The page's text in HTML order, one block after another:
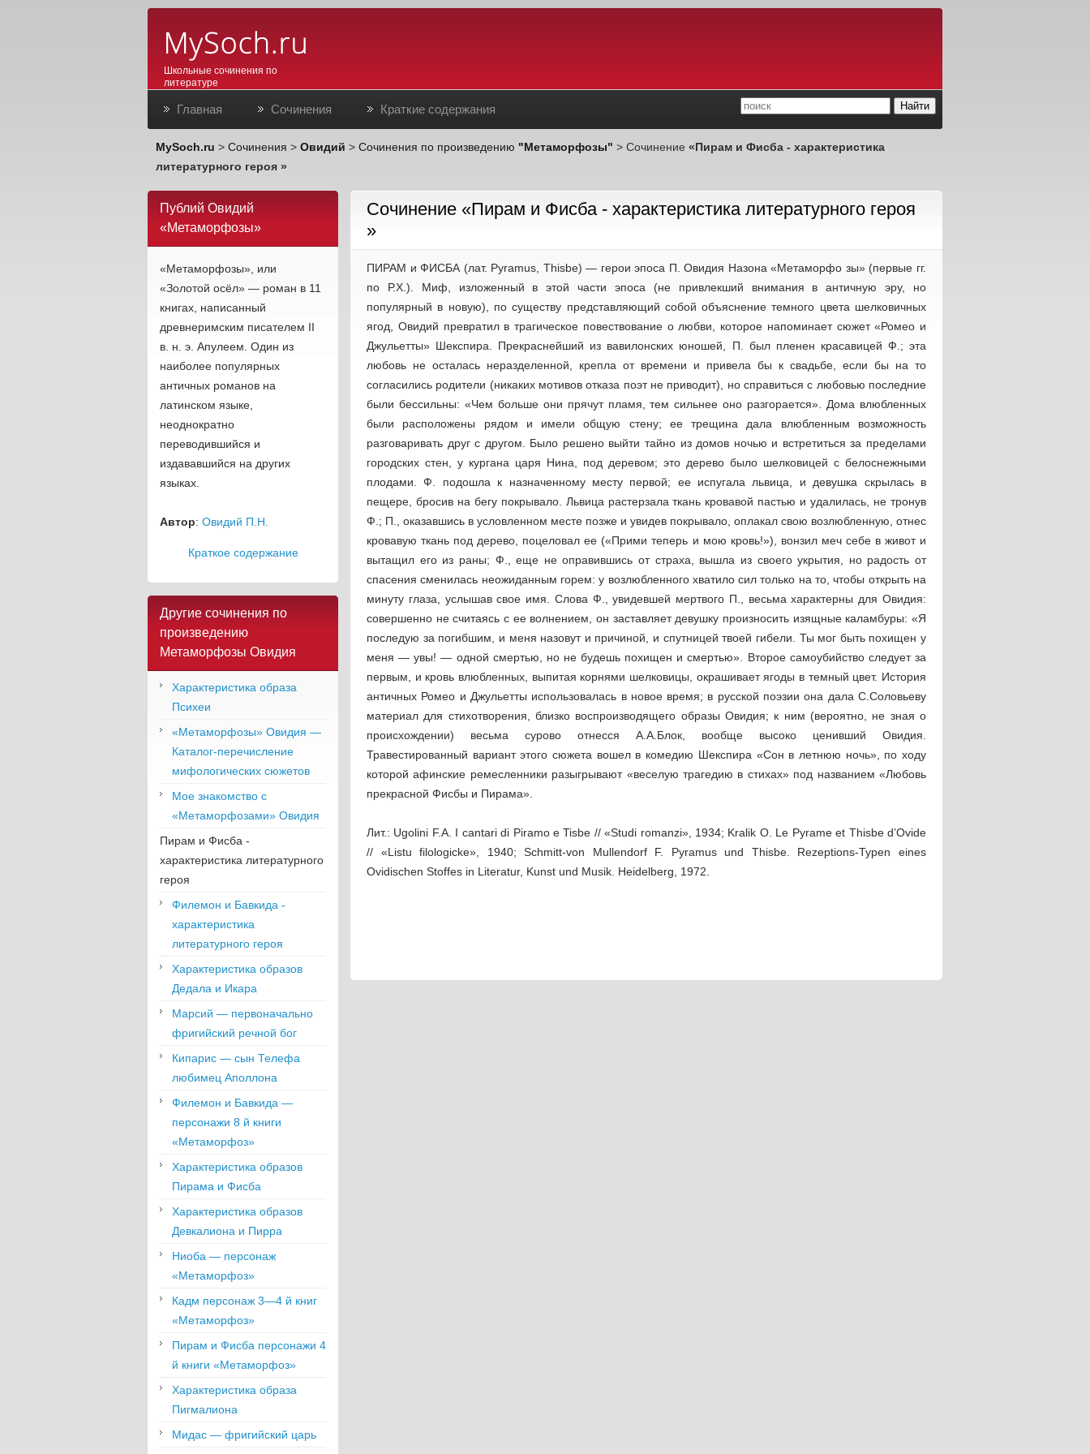
Школьные сочинения по
литературе
Главная Сочинения Краткие содержания
MySoch.ru > Сочинения > Овидий > Сочинения по произведению "Метаморфозы" > Сочинение «Пирам и Фисба - характеристика
литературного героя »
Публий Овидий
«Метаморфозы»
«Метаморфозы», или
«Золотой осёл» — роман в 11
книгах, написанный
древнеримским писателем II
в. н. э. Апулеем. Один из
наиболее популярных
античных романов на
латинском языке,
неоднократно
переводившийся и
издававшийся на других
языках.
Автор: Овидий П.Н.
Краткое содержание
Другие сочинения по
произведению
Метаморфозы Овидия
Характеристика образа
Психеи
«Метаморфозы» Овидия —
Каталог-перечисление
мифологических сюжетов
Мое знакомство с
«Метаморфозами» Овидия
Пирам и Фисба -
характеристика литературного
героя
Филемон и Бавкида -
характеристика
литературного героя
Характеристика образов
Дедала и Икара
Марсий — первоначально
фригийский речной бог
Кипарис — сын Телефа
любимец Аполлона
Филемон и Бавкида —
персонажи 8 й книги
«Метаморфоз»
Характеристика образов
Пирама и Фисба
Характеристика образов
Девкалиона и Пирра
Ниоба — персонаж
«Метаморфоз»
Кадм персонаж 3—4 й книг
«Метаморфоз»
Пирам и Фисба персонажи 4
й книги «Метаморфоз»
Характеристика образа
Пигмалиона
Мидас — фригийский царь
Cочинение «Пирам и Фисба - характеристика литературного героя
»
ПИРАМ и ФИСБА (лат. Pyramus, Thisbe) — герои эпоса П. Овидия Назона «Метаморфо зы» (первые гг.
по Р.Х.). Миф, изложенный в этой части эпоса (не привлекший внимания в античную эру, но
популярный в новую), по существу представляющий собой объяснение темного цвета шелковичных
ягод, Овидий превратил в трагическое повествование о любви, которое напоминает сюжет «Ромео и
Джульетты» Шекспира. Прекраснейший из вавилонских юношей, П. был пленен красавицей Ф.; эта
любовь не осталась неразделенной, крепла от времени и привела бы к свадьбе, если бы на то
согласились родители (никаких мотивов отказа поэт не приводит), но справиться с любовью последние
были бессильны: «Чем больше они прячут пламя, тем сильнее оно разгорается». Дома влюбленных
были расположены рядом и имели общую стену; ее трещина дала влюбленным возможность
разговаривать друг с другом. Было решено выйти тайно из домов ночью и встретиться за пределами
городских стен, у кургана царя Нина, под деревом; это дерево было шелковицей с белоснежными
плодами. Ф. подошла к назначенному месту первой; ее испугала львица, и девушка скрылась в
пещере, бросив на бегу покрывало. Львица растерзала ткань кровавой пастью и удалилась, не тронув
Ф.; П., оказавшись в условленном месте позже и увидев покрывало, оплакал свою возлюбленную, отнес
кровавую ткань под дерево, поцеловал ее («Прими теперь и мою кровь!»), вонзил меч себе в живот и
вытащил его из раны; Ф., еще не оправившись от страха, вышла из своего укрытия, но радость от
спасения сменилась неожиданным горем: у возлюбленного хватило сил только на то, чтобы открыть на
минуту глаза, услышав свое имя. Слова Ф., увидевшей мертвого П., весьма характерны для Овидия:
совершенно не считаясь с ее волнением, он заставляет девушку произносить изящные каламбуры: «Я
последую за погибшим, и меня назовут и причиной, и спутницей твоей гибели. Ты мог быть похищен у
меня — увы! — одной смертью, но не будешь похищен и смертью». Второе самоубийство следует за
первым, и кровь влюбленных, выпитая корнями шелковицы, окрашивает ягоды в темный цвет. История
античных Ромео и Джульетты использовалась в новое время; в русской поэзии она дала С.Соловьеву
материал для стихотворения, близко воспроизводящего образы Овидия; к ним (вероятно, не зная о
происхождении) весьма сурово отнесся А.А.Блок, вообще высоко ценивший Овидия.
Травестированный вариант этого сюжета вошел в комедию Шекспира «Сон в летнюю ночь», по ходу
которой афинские ремесленники разыгрывают «веселую трагедию в стихах» под названием «Любовь
прекрасной Фисбы и Пирама».
Лит.: Ugolini F.A. I cantari di Piramo e Tisbe // «Studi romanzi», 1934; Kralik O. Le Pyrame et Thisbe d’Ovide
// «Listu filologicke», 1940; Schmitt-von Mullendorf F. Pyramus und Thisbe. Rezeptions-Typen eines
Ovidischen Stoffes in Literatur, Kunst und Musik. Heidelberg, 1972.